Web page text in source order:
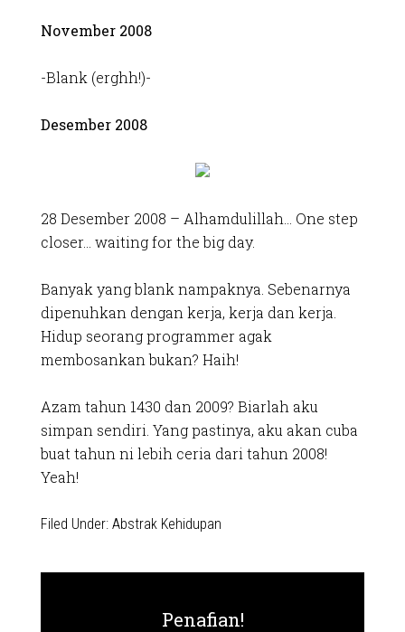
November 2008
-Blank (erghh!)-
Desember 2008
28 Desember 2008 – Alhamdulillah… One step
closer… waiting for the big day.
Banyak yang blank nampaknya. Sebenarnya
dipenuhkan dengan kerja, kerja dan kerja.
Hidup seorang programmer agak
membosankan bukan? Haih!
Azam tahun 1430 dan 2009? Biarlah aku
simpan sendiri. Yang pastinya, aku akan cuba
buat tahun ni lebih ceria dari tahun 2008!
Yeah!
Filed Under: Abstrak Kehidupan
Penafian!